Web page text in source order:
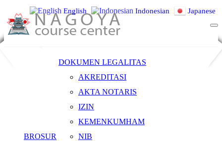
to
content
SO-
手に入れまし
BROSUR
DOKUMEN LEGALITAS
AKREDITASI
AKTA NOTARIS
IZIN
KEMENKUMHAM
NIB
MUHAMAD ANDI VAYAKUN
MUHAMAD ANDI VAYAKUN
Nama Lengkap : MUHAMAD ANDI VAYAKUN
English Indonesian Japanese